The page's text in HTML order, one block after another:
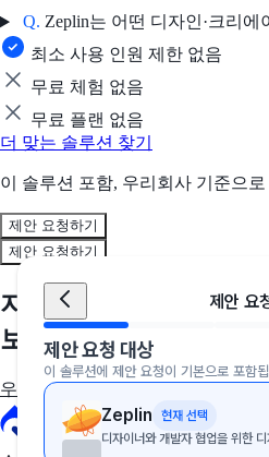
Q. Zeplin는 어떤 디자인·크리
최소 사용 인원 제한 없음
무료 체험 없음
무료 플랜 없음
더 맞는 솔루션 찾기
이 솔루션 포함, 우리회사 기준으
제안 요청하기
제안 요
제안 요청 대상
이 솔루션에 제안 요청이 기본으로 포함
Zeplin
현재 선택
제안 요청하기
지금, 우리 회사에 딱
보세요
우리 회사에 딱 맞는 툴 추천받기